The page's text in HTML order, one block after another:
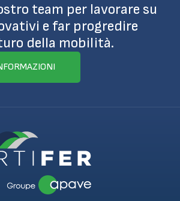
team per lavorare su
e far progredire
della mobilità.